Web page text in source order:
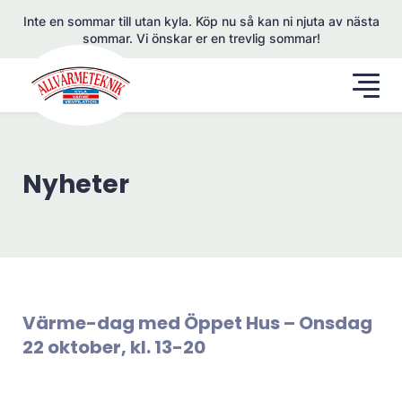
Inte en sommar till utan kyla. Köp nu så kan ni njuta av nästa
sommar. Vi önskar er en trevlig sommar!
Nyheter
Värme-dag med Öppet Hus – Onsdag
22 oktober, kl. 13-20